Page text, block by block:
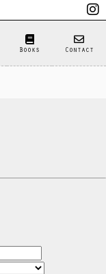
Books Contact